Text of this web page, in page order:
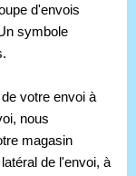
d'envois
symbole
votre envoi à
nous
magasin
de l'envoi, à